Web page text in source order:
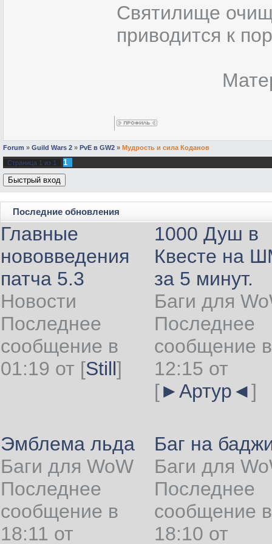
Святилище
приводится к
Forum » Guild Wars 2 » PvE в GW2 » Мудрость и сила Коданов
Страница 1 из 1 1
Последние обновления
Главные
нововведения
патча 5.3
Новости
Последнее
сообщение в
01:19 от [Still]
1000 Душ в
Квесте на
за 5 минут.
Баги для
Последнее
сообщение в
12:15 от
[►Артур◄]
Эмблема льда
Баги для WoW
Последнее
сообщение в
18:11 от
Баг на
Баги для
Последнее
сообщение в
18:10 от